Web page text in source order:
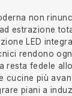
non
estrazione
LED
rendono
resta fedele
cucine più
piani a